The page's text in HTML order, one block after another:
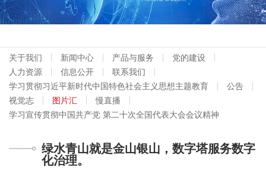
关于我们 新闻中心 产品与服务
党的建设
人力资源
信息公开
联系我们
学习贯彻习近平新时代中国特色社会主义思想主题教育
公告
视觉志
图片汇
慢直播
学习宣传贯彻中国共产党 第二十次全国代表大会会议精神
绿水青山就是金山银山，数字塔服务数字
化治理。